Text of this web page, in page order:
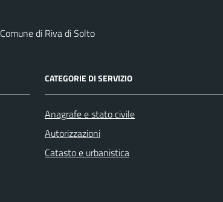
Comune di Riva di Solto
CATEGORIE DI SERVIZIO
Anagrafe e stato civile
Autorizzazioni
Catasto e urbanistica